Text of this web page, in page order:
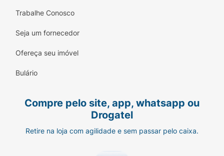
Trabalhe Conosco
Seja um fornecedor
Ofereça seu imóvel
Bulário
Compre pelo site, app, whatsapp ou
Drogatel
Retire na loja com agilidade e sem passar pelo caixa.